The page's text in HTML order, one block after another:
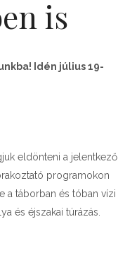
is
Idén július 19-
eldönteni a jelentkező
programokon
a táborban és tóban vízi
és éjszakai túrázás.